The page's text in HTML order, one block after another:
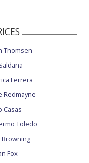
Thomsen
Ferrera
Redmayne
Casas
Toledo
Browning
Fox